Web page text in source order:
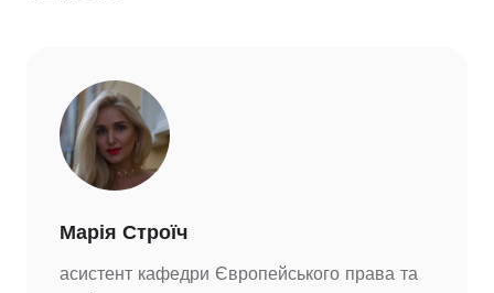
Марія Строїч
асистент кафедри Європейського права та